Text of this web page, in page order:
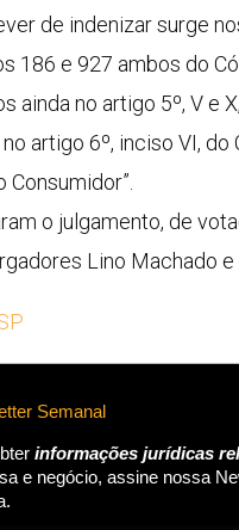
de indenizar surge
186 e 927 ambos do
ainda no artigo 5º, V e
artigo 6º, inciso VI, do
Consumidor”.
o julgamento, de
Lino Machado e
Semanal
informações jurídicas
e negócio, assine nossa